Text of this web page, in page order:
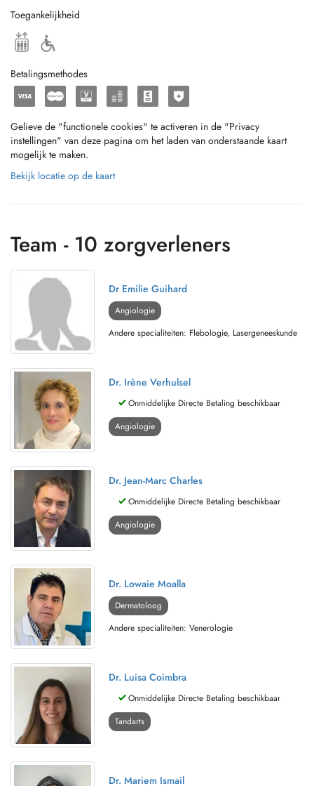
Toegankelijkheid
Betalingsmethodes
Gelieve de "functionele cookies" te activeren in de "Privacy
instellingen" van deze pagina om het laden van onderstaande kaart
mogelijk te maken.
Bekijk locatie op de kaart
Team - 10 zorgverleners
Dr Emilie Guihard
Angiologie
Andere specialiteiten: Flebologie, Lasergeneeskunde
Dr. Irène Verhulsel
Onmiddelijke Directe Betaling beschikbaar
Angiologie
Dr. Jean-Marc Charles
Onmiddelijke Directe Betaling beschikbaar
Angiologie
Dr. Lowaie Moalla
Dermatoloog
Andere specialiteiten: Venerologie
Dr. Luisa Coimbra
Onmiddelijke Directe Betaling beschikbaar
Tandarts
Dr. Mariem Ismail